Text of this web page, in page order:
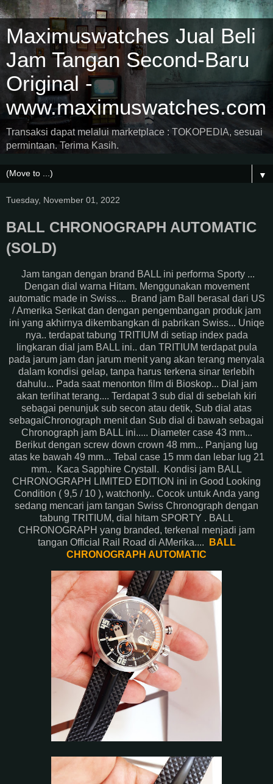
Maximuswatches Jual Beli
Jam Tangan Second-Baru
Original -
www.maximuswatches.com
Transaksi dapat melalui marketplace : TOKOPEDIA, sesuai
permintaan. Terima Kasih.
▼
Tuesday, November 01, 2022
BALL CHRONOGRAPH AUTOMATIC
(SOLD)
Jam tangan dengan brand BALL ini performa Sporty ...
Dengan dial warna Hitam. Menggunakan movement
automatic made in Swiss.... Brand jam Ball berasal dari US
/ Amerika Serikat dan dengan pengembangan produk jam
ini yang akhirnya dikembangkan di pabrikan Swiss... Uniqe
nya.. terdapat tabung TRITIUM di setiap index pada
lingkaran dial jam BALL ini.. dan TRITIUM terdapat pula
pada jarum jam dan jarum menit yang akan terang menyala
dalam kondisi gelap, tanpa harus terkena sinar terlebih
dahulu... Pada saat menonton film di Bioskop... Dial jam
akan terlihat terang.... Terdapat 3 sub dial di sebelah kiri
sebagai penunjuk sub secon atau detik, Sub dial atas
sebagaiChronograph menit dan Sub dial di bawah sebagai
Chronograph jam BALL ini..... Diameter case 43 mm...
Berikut dengan screw down crown 48 mm... Panjang lug
atas ke bawah 49 mm... Tebal case 15 mm dan lebar lug 21
mm.. Kaca Sapphire Crystall. Kondisi jam BALL
CHRONOGRAPH LIMITED EDITION ini in Good Looking
Condition ( 9,5 / 10 ), watchonly.. Cocok untuk Anda yang
sedang mencari jam tangan Swiss Chronograph dengan
tabung TRITIUM, dial hitam SPORTY . BALL
CHRONOGRAPH yang branded, terkenal menjadi jam
tangan Official Rail Road di AMerika....
BALL
CHRONOGRAPH AUTOMATIC